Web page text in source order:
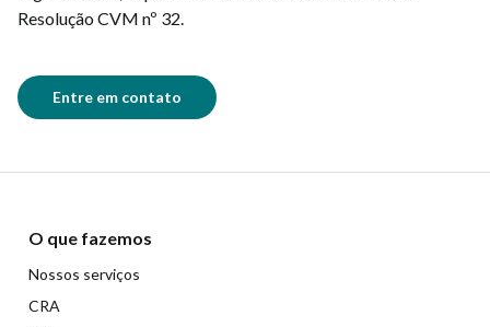
Resolução CVM nº 32.
Entre em contato
O que fazemos
Nossos serviços
CRA